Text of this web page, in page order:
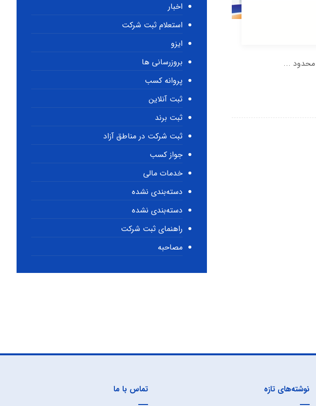
...
اخبار
استعلام ثبت شرکت
ایزو
بروزرسانی ها
پروانه کسب
ثبت آنلاین
ثبت برند
ثبت شرکت در مناطق آزاد
جواز کسب
خدمات مالی
دسته‌بندی نشده
دسته‌بندی نشده
راهنمای ثبت شرکت
مصاحبه
نوشته‌های تازه تماس با ما